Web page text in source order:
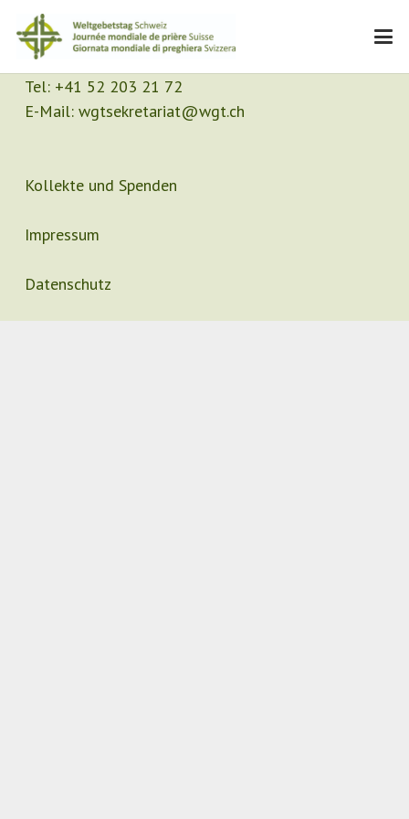
Kontakt
Sekretariat
Tel: +41 52 203 21 72
E-Mail: wgtsekretariat@wgt.ch
Kollekte und Spenden
Impressum
Datenschutz